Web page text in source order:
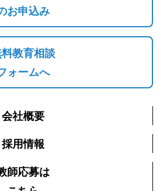
お申込み
教育相談
ォームへ
会社概要
採用情報
師応募は